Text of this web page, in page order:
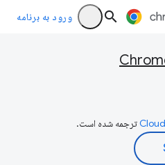
ورود به برنامه
ترجمه شده است.